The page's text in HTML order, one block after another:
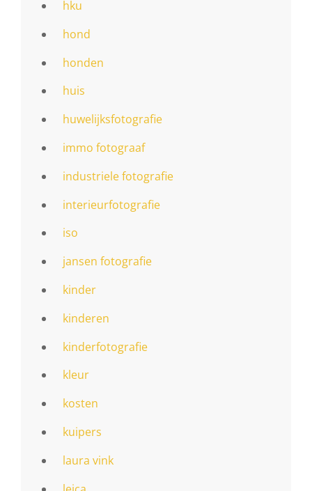
hku
hond
honden
huis
huwelijksfotografie
immo fotograaf
industriele fotografie
interieurfotografie
iso
jansen fotografie
kinder
kinderen
kinderfotografie
kleur
kosten
kuipers
laura vink